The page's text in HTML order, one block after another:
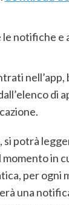
notifiche e
di
si potrà
in
per ogni
una